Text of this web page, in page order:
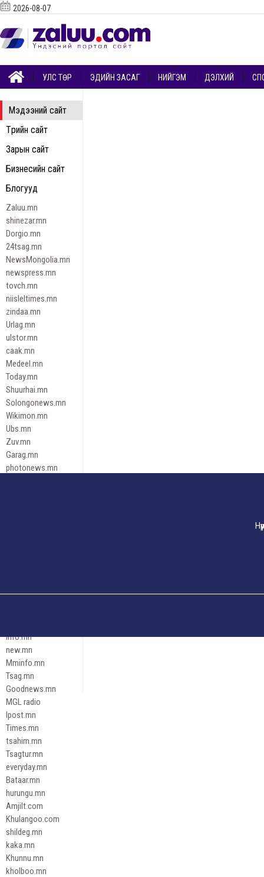
Мэдээний сайт
Төрийн сайт
Зарын сайт
Бизнесийн сайт
Блогууд
Zaluu.mn
shinezar.mn
Dorgio.mn
24tsag.mn
NewsMongolia.mn
newspress.mn
tovch.mn
niisleltimes.mn
zindaa.mn
Urlag.mn
ulstor.mn
caak.mn
Medeel.mn
Today.mn
Shuurhai.mn
Solongonews.mn
Wikimon.mn
Ubs.mn
Zuv.mn
Garag.mn
photonews.mn
Эрх зүй
info.mn
new.mn
Mminfo.mn
Tsag.mn
Goodnews.mn
MGL radio
Ipost.mn
Times.mn
tsahim.mn
Tsagtur.mn
everyday.mn
Bataar.mn
hurungu.mn
Amjilt.com
Khulangoo.com
shildeg.mn
kaka.mn
Khunnu.mn
kholboo.mn
2026-08-07
УЛС ТӨР ЭДИЙН ЗАСАГ НИЙГЭМ ДЭЛХИЙ